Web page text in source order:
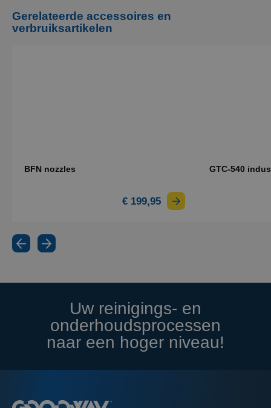
Gerelateerde accessoires en
verbruiksartikelen
BFN nozzles
€ 199,95
GTC-540
Uw reinigings- en
onderhoudsprocessen
naar een hoger niveau!
bespreken en advies te krijgen.